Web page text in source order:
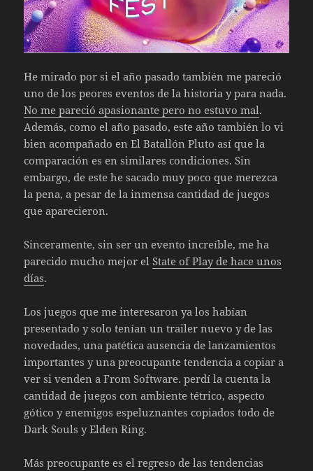
He mirado por si el año pasado también me pareció
uno de los peores eventos de la historia y para nada.
No me pareció apasionante pero no estuvo mal.
Además, como el año pasado, este año también lo vi
bien acompañado en El Batallón Pluto así que la
comparación es en similares condiciones. Sin
embargo, de este he sacado muy poco que merezca
la pena, a pesar de la inmensa cantidad de juegos
que aparecieron.
Sinceramente, sin ser un evento increíble, me ha
parecido mucho mejor elState of Play de hace unos
días.
Los juegos que me interesaron ya los habían
presentado y solo tenían un trailer nuevo y de las
novedades, una patética ausencia de lanzamientos
importantes y una preocupante tendencia a copiar a
ver si venden a From Software. perdí la cuenta la
cantidad de juegos con ambiente tétrico, aspecto
gótico y enemigos espeluznantes copiados todo de
Dark Souls y Elden Ring.
Más preocupante es el regreso de las tendencias